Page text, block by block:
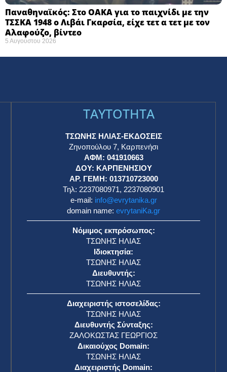
Παναθηναϊκός: Στο ΟΑΚΑ για το παιχνίδι με την
ΤΣΣΚΑ 1948 ο Λιβάι Γκαρσία, είχε τετ α τετ με τον
Αλαφούζο, βίντεο
5 Αυγούστου 2026
TAYTOTHTA
ΤΣΩΝΗΣ ΗΛΙΑΣ-ΕΚΔΟΣΕΙΣ
Ζηνοπούλου 7, Καρπενήσι
ΑΦΜ: 041910663
ΔΟΥ: ΚΑΡΠΕΝΗΣΙΟΥ
ΑΡ. ΓΕΜΗ: 013710723000
Τηλ: 2237080971, 2237080901
e-mail: info@evrytanika.gr
domain name: evrytaniKa.gr
Νόμιμος εκπρόσωπος:
ΤΣΩΝΗΣ ΗΛΙΑΣ
Ιδιοκτησία:
ΤΣΩΝΗΣ ΗΛΙΑΣ
Διευθυντής:
ΤΣΩΝΗΣ ΗΛΙΑΣ
Διαχειριστής ιστοσελίδας:
ΤΣΩΝΗΣ ΗΛΙΑΣ
Διευθυντής Σύνταξης:
ΖΑΛΟΚΩΣΤΑΣ ΓΕΩΡΓΙΟΣ
Δικαιούχος Domain:
ΤΣΩΝΗΣ ΗΛΙΑΣ
Διαχειριστής Domain: